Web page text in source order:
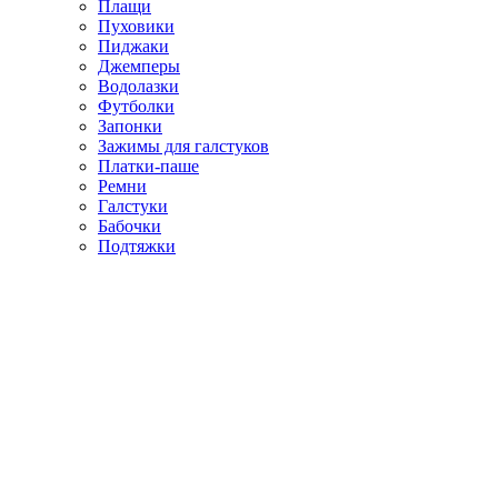
Плащи
Пуховики
Пиджаки
Джемперы
Водолазки
Футболки
Запонки
Зажимы для галстуков
Платки-паше
Ремни
Галстуки
Бабочки
Подтяжки